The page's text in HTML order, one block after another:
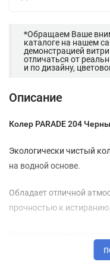
*Обращаем Ваше
каталоге на нашем
демонстрацией
отличаться от
и по дизайну,
Описание
Колер PARADE 204
Экологически чистый
на водной основе.
Обладает отличной
прочностью к истиранию.
сделать пробное